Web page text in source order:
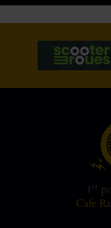
1 er
Cafe